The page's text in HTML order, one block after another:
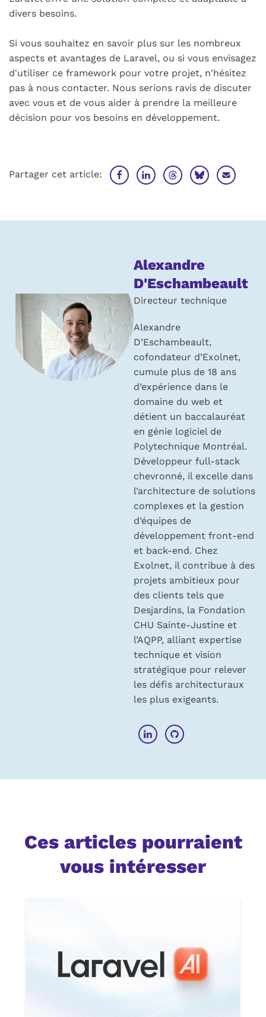
divers besoins.
Si vous souhaitez en savoir plus sur les nombreux
aspects et avantages de Laravel, ou si vous envisagez
d'utiliser ce framework pour votre projet, n'hésitez
pas à nous contacter. Nous serions ravis de discuter
avec vous et de vous aider à prendre la meilleure
décision pour vos besoins en développement.
Partager cet article:
À
propos
de
l’auteur :
Alexandre
D'Eschambeault
Directeur technique
Alexandre
D’Eschambeault,
cofondateur d’Exolnet,
cumule plus de 18 ans
d’expérience dans le
domaine du web et
détient un baccalauréat
en génie logiciel de
Polytechnique Montréal.
Développeur full-stack
chevronné, il excelle dans
l’architecture de solutions
complexes et la gestion
d’équipes de
développement front-end
et back-end. Chez
Exolnet, il contribue à des
projets ambitieux pour
des clients tels que
Desjardins, la Fondation
CHU Sainte-Justine et
l’AQPP, alliant expertise
technique et vision
stratégique pour relever
les défis architecturaux
les plus exigeants.
Ces articles pourraient
vous intéresser